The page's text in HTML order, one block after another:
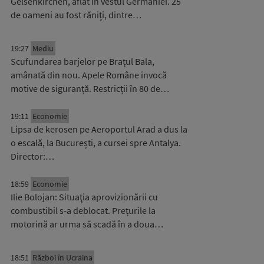
de oameni au fost răniți, dintre…
19:27 Mediu
Scufundarea barjelor pe Brațul Bala,
amânată din nou. Apele Române invocă
motive de siguranță. Restricții în 80 de…
19:11 Economie
Lipsa de kerosen pe Aeroportul Arad a dus la
o escală, la București, a cursei spre Antalya.
Director:…
18:59 Economie
Ilie Bolojan: Situaţia aprovizionării cu
combustibil s-a deblocat. Prețurile la
motorină ar urma să scadă în a doua…
18:51 Război în Ucraina